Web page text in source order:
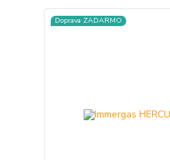
Doprava ZADARMO